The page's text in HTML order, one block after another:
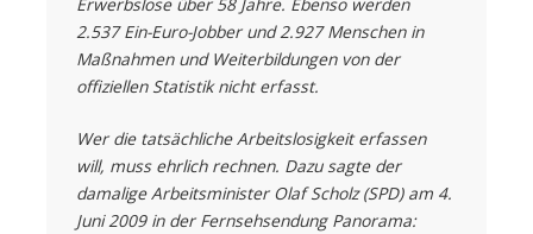
2.537 Ein-Euro-Jobber und 2.927 Menschen in
Maßnahmen und Weiterbildungen von der
offiziellen Statistik nicht erfasst.
Wer die tatsächliche Arbeitslosigkeit erfassen
will, muss ehrlich rechnen. Dazu sagte der
damalige Arbeitsminister Olaf Scholz (SPD) am 4.
Juni 2009 in der Fernsehsendung Panorama: